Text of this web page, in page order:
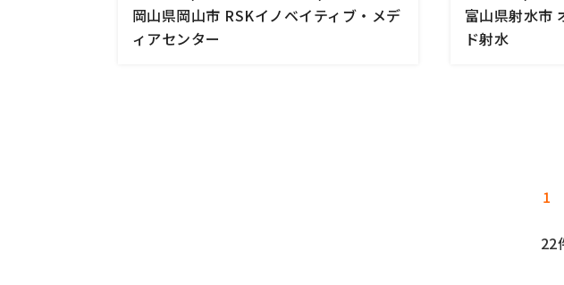
岡山県岡山市 RSKイノベイティブ・メデ
ィアセンター
富山県射水市
ド射水
1
22